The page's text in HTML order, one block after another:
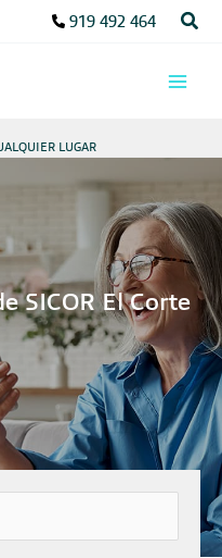
919 492 464
LUGAR
SICOR El Corte